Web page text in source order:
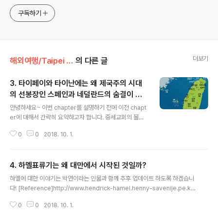
구독하기
해외여행/Taipei (대만) 의 다른 글 더보기
3. 타이페이와 타이난에는 왜 제국주의 시대
의 선봉장인 스페인과 네덜란드의 숨결이 있
을까?
안녕하세요~ 이번 chapter를 설명하기 전에 이전 chapt
er에 대해서 간략히 요약하고자 합니다. 중세교회의 몰락
유럽국가들은 대항해시대를 열게 됩니다. 이 과정에서 포
하는 대신 원주민들과 무역을 하는 정도로 만족했습니다. 1
7세기 중반에 들면서 네덜란드와 스페인은 제국주의 국가
중에서도 선봉장 역할을 하게 됩니다. 1624년 네덜란드가
이들은 열대지역에서 재배가 되는 사탕수수를 발견하자 해
0 0 2018. 10. 1.
4. 하멜표류기는 왜 대만에서 시작된 것일까?
하멜에 대한 이야기는 박연이라는 인물과 함께 추후 업데이트 하도록 하겠습니
다! [Reference]http://www.hendrick-hamel.henny-savenije.pe.kr/
EB%A6%AD%20%ED%95%98%EB%A9%9Chttps://www.youtub
0 0 2018. 10. 1.